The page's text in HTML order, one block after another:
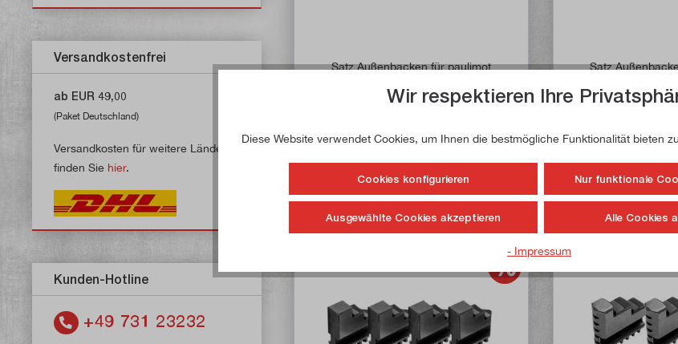
Versandkostenfrei
ab EUR 49,00
(Paket Deutschland)
Versandkosten für weitere Länder
finden Sie hier.
Kunden-Hotline
+49 731 23232
Satz Außenbacken für paulimot
4132
26,90 €*
31,50 €*
Satz
Artikel-Nr:
Wir respektieren Ihre
Diese Website verwendet Cookies, um Ihnen die bestmögliche Funktionalität bieten
Cookies konfigurieren Nur funktionale
Ausgewählte Cookies akzeptieren Alle Cookies
- Impressum